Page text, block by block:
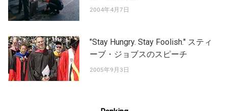
2004年4月7日
"Stay Hungry. Stay Foolish." スティ
ーブ・ジョブスのスピーチ
2005年9月3日